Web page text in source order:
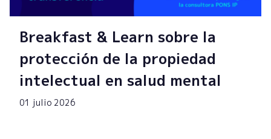
Breakfast & Learn sobre la
protección de la propiedad
intelectual en salud mental
01 julio 2026